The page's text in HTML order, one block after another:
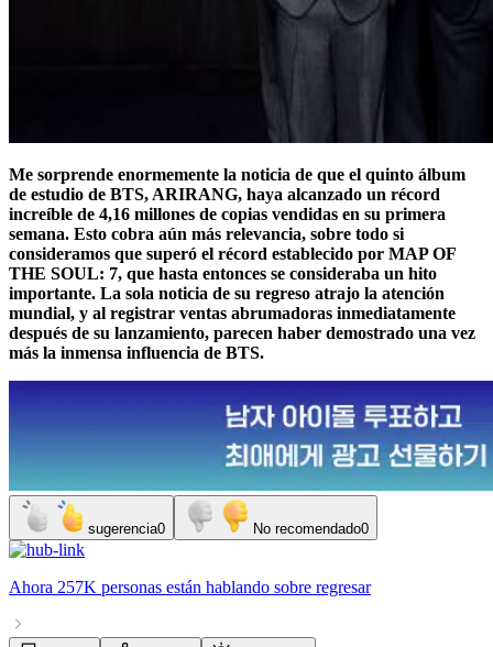
Me sorprende enormemente la noticia de que el quinto álbum
de estudio de BTS, ARIRANG, haya alcanzado un récord
increíble de 4,16 millones de copias vendidas en su primera
semana. Esto cobra aún más relevancia, sobre todo si
consideramos que superó el récord establecido por MAP OF
THE SOUL: 7, que hasta entonces se consideraba un hito
importante. La sola noticia de su regreso atrajo la atención
mundial, y al registrar ventas abrumadoras inmediatamente
después de su lanzamiento, parecen haber demostrado una vez
más la inmensa influencia de BTS.
sugerencia0 No recomendado0
Ahora 257K personas están hablando sobre regresar